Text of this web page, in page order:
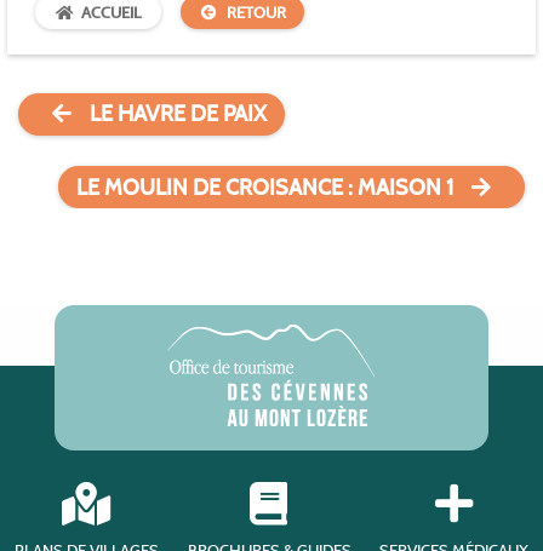
ACCUEIL RETOUR
LE HAVRE DE PAIX
LE MOULIN DE CROISANCE : MAISON 1